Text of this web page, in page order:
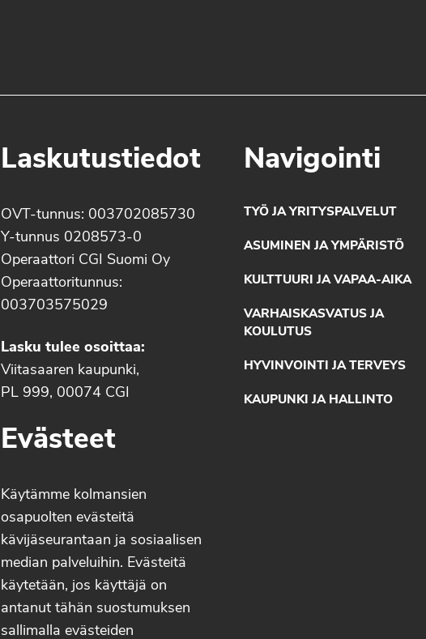
Laskutustiedot
OVT-tunnus: 003702085730
Y-tunnus 0208573-0
Operaattori CGI Suomi Oy
Operaattoritunnus:
003703575029
Lasku tulee osoittaa:
Viitasaaren kaupunki,
PL 999, 00074 CGI
Evästeet
Käytämme kolmansien
osapuolten evästeitä
kävijäseurantaan ja sosiaalisen
median palveluihin. Evästeitä
käytetään, jos käyttäjä on
antanut tähän suostumuksen
sallimalla evästeiden
Navigointi
TYÖ JA YRITYSPALVELUT
ASUMINEN JA YMPÄRISTÖ
KULTTUURI JA VAPAA-AIKA
VARHAISKASVATUS JA
KOULUTUS
HYVINVOINTI JA TERVEYS
KAUPUNKI JA HALLINTO